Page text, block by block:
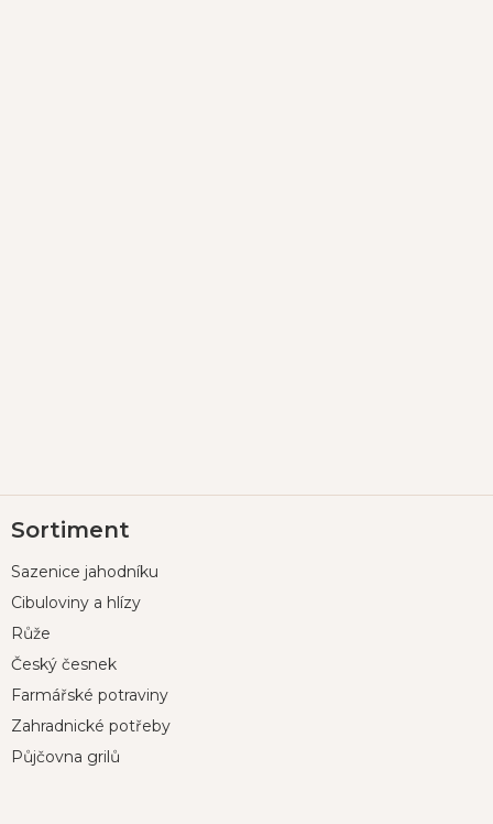
á
a
Sortiment
Sazenice jahodníku
Cibuloviny a hlízy
Růže
Český česnek
Farmářské potraviny
Zahradnické potřeby
Půjčovna grilů